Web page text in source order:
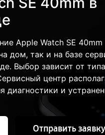
Apple Watch SE 40mm
дом, так и на базе
Выбор зависит от типа
центр
и
Отправить заявку